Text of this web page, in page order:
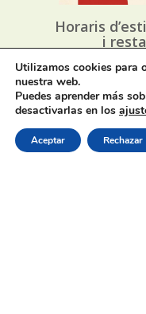
Horaris
i
Utilizamos cookies para
nuestra web.
Puedes aprender más
desactivarlas en los
Aceptar Rechazar